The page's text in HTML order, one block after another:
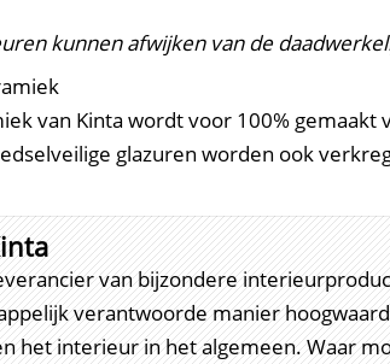
kunnen afwijken van de
van Kinta wordt voor 100%
glazuren worden ook
van bijzondere
verantwoorde manier
het interieur in het algemeen. Waar